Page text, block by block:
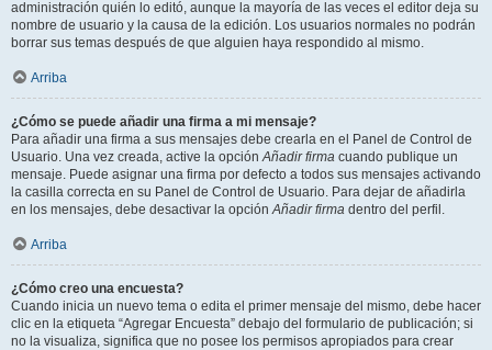
administración quién lo editó, aunque la mayoría de las veces el editor deja su
nombre de usuario y la causa de la edición. Los usuarios normales no podrán
borrar sus temas después de que alguien haya respondido al mismo.
Arriba
¿Cómo se puede añadir una firma a mi mensaje?
Para añadir una firma a sus mensajes debe crearla en el Panel de Control de
Usuario. Una vez creada, active la opciónAñadir firma cuando publique un
mensaje. Puede asignar una firma por defecto a todos sus mensajes activando
la casilla correcta en su Panel de Control de Usuario. Para dejar de añadirla
en los mensajes, debe desactivar la opciónAñadir firma dentro del perfil.
Arriba
¿Cómo creo una encuesta?
Cuando inicia un nuevo tema o edita el primer mensaje del mismo, debe hacer
clic en la etiqueta “Agregar Encuesta” debajo del formulario de publicación; si
no la visualiza, significa que no posee los permisos apropiados para crear